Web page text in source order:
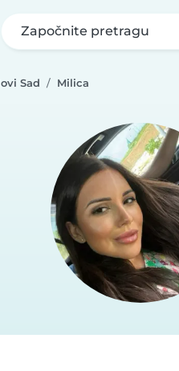
Započnite pretragu
Sad Milica